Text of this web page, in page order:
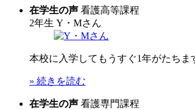
在学生の声 看護高等課程
2年生 Y・Mさん
本校に入学してもうすぐ1年がたち
» 続きを読む
在学生の声 看護専門課程